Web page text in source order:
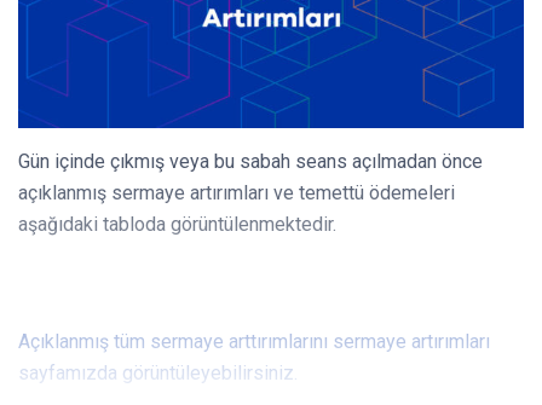
Gün içinde çıkmış veya bu sabah seans açılmadan önce
açıklanmış sermaye artırımları ve temettü ödemeleri
aşağıdaki tabloda görüntülenmektedir.
Açıklanmış tüm sermaye arttırımlarını sermaye artırımları
sayfamızda görüntüleyebilirsiniz.